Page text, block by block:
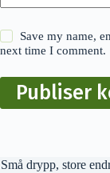
Save my name,
next time I comment.
Publiser
Små drypp, store